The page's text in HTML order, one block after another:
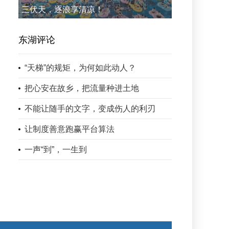
三伏天，逐浪享清凉！
东湖评论
“天梯”的规矩，为何如此动人？
把心安在故乡，把流量种进土地
不能让随手的文字，变成伤人的利刃
让制度善意跑赢平台算法
一声“到”，一生到